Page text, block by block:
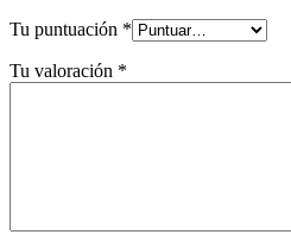
Tu puntuación *
Tu valoración *